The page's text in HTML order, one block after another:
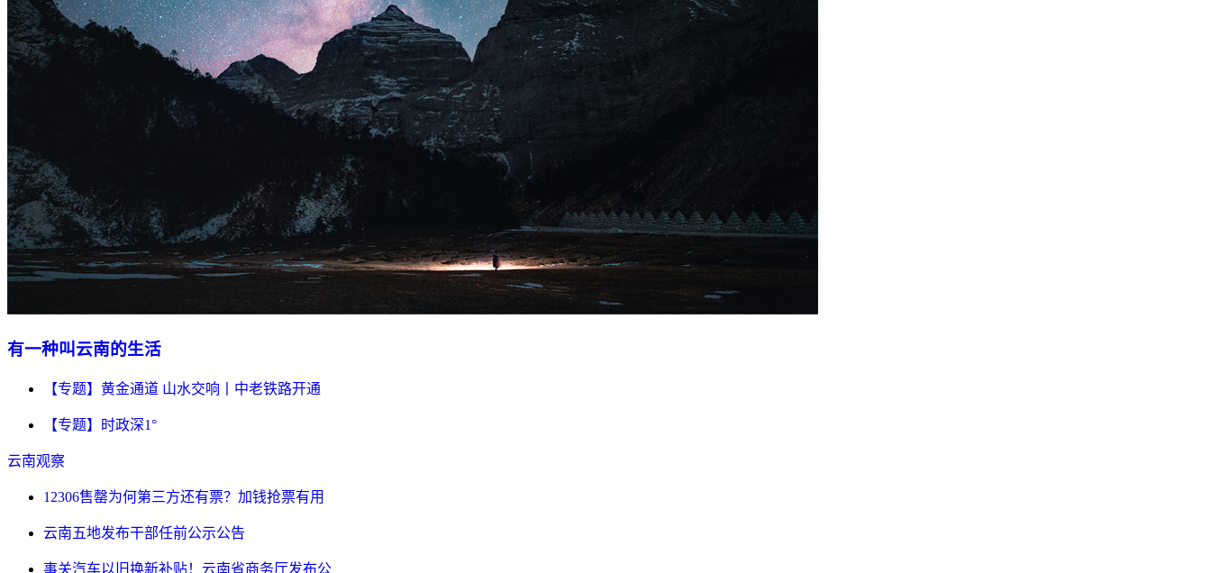
有一种叫云南的生活
【专题】黄金通道 山水交响丨中老铁路开通
【专题】时政深1°
云南观察
12306售罄为何第三方还有票？加钱抢票有用
云南五地发布干部任前公示公告
事关汽车以旧换新补贴！云南省商务厅发布公